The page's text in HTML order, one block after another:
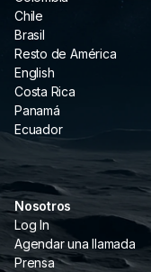
Chile
Brasil
Resto de América
English
Costa Rica
Panamá
Ecuador
Nosotros
Log In
Agendar una llamada
Prensa